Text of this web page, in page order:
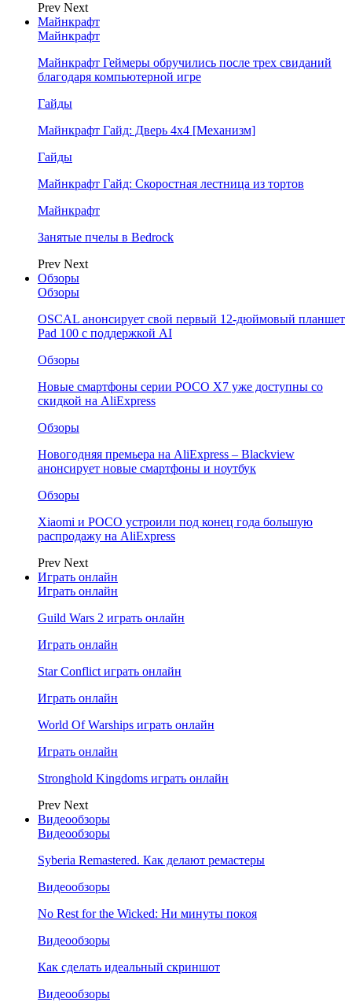
Prev Next
Майнкрафт
Майнкрафт
Майнкрафт Геймеры обручились после трех свиданий
благодаря компьютерной игре
Гайды
Майнкрафт Гайд: Дверь 4х4 [Механизм]
Гайды
Майнкрафт Гайд: Скоростная лестница из тортов
Майнкрафт
Занятые пчелы в Bedrock
Prev Next
Обзоры
Обзоры
OSCAL анонсирует свой первый 12-дюймовый планшет
Pad 100 с поддержкой AI
Обзоры
Новые смартфоны серии POCO X7 уже доступны со
скидкой на AliExpress
Обзоры
Новогодняя премьера на AliExpress – Blackview
анонсирует новые смартфоны и ноутбук
Обзоры
Xiaomi и POCO устроили под конец года большую
распродажу на AliExpress
Prev Next
Играть онлайн
Играть онлайн
Guild Wars 2 играть онлайн
Играть онлайн
Star Conflict играть онлайн
Играть онлайн
World Of Warships играть онлайн
Играть онлайн
Stronghold Kingdoms играть онлайн
Prev Next
Видеообзоры
Видеообзоры
Syberia Remastered. Как делают ремастеры
Видеообзоры
No Rest for the Wicked: Ни минуты покоя
Видеообзоры
Как сделать идеальный скриншот
Видеообзоры